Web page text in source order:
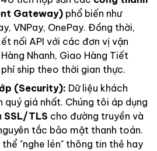
Gateway) phổ biến như
VNPay, OnePay. Đồng thời,
nối API với các đơn vị vận
Nhanh, Giao Hàng Tiết
ship theo thời gian thực.
(Security): Dữ liệu khách
quý giá nhất. Chúng tôi áp dụng
SSL/TLS cho đường truyền và
tắc bảo mật thanh toán.
"nghe lén" thông tin thẻ hay